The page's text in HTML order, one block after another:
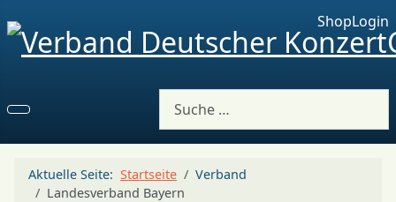
ShopLogin
Suchen
Aktuelle Seite: Startseite
Verband
Landesverband Bayern